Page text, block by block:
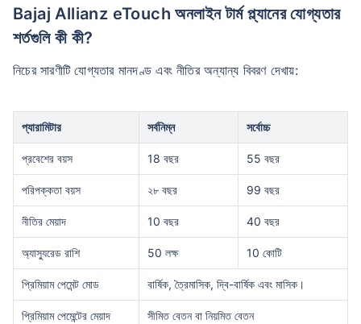
Bajaj Allianz eTouch অনলাইন টার্ম প্ল্যানের যোগ্যতার
শর্তগুলি কী কী?
নিচের সারণীটি যোগ্যতার মানদণ্ড এবং নীতির অন্যান্য বিবরণ দেখায়:
প্যারামিটার সর্বনিম্ন সর্বোচ্চ
প্রবেশের বয়স 18 বছর 55 বছর
পরিপক্কতা বয়স ২৮ বছর 99 বছর
নীতির মেয়াদ 10 বছর 40 বছর
অ্যাস্যুরেড রাশি 50 লক্ষ 10 কোটি
প্রিমিয়াম পেমেন্ট মোড বার্ষিক, ত্রৈমাসিক, দ্বি-বার্ষিক এবং মাসিক।
প্রিমিয়াম পেমেন্টের মেয়াদ সীমিত বেতন বা নিয়মিত বেতন